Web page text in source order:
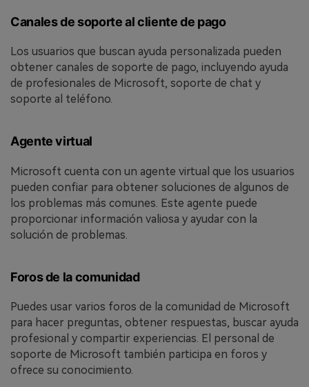
Canales de soporte al cliente de pago
Los usuarios que buscan ayuda personalizada pueden
obtener canales de soporte de pago, incluyendo ayuda
de profesionales de Microsoft, soporte de chat y
soporte al teléfono.
Agente virtual
Microsoft cuenta con un agente virtual que los usuarios
pueden confiar para obtener soluciones de algunos de
los problemas más comunes. Este agente puede
proporcionar información valiosa y ayudar con la
solución de problemas.
Foros de la comunidad
Puedes usar varios foros de la comunidad de Microsoft
para hacer preguntas, obtener respuestas, buscar ayuda
profesional y compartir experiencias. El personal de
soporte de Microsoft también participa en foros y
ofrece su conocimiento.